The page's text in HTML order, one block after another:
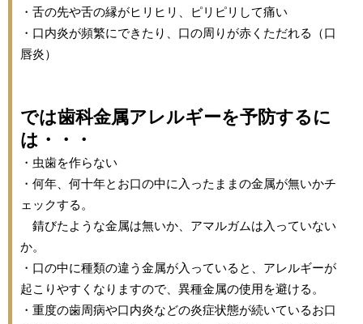
・舌の先や舌の縁がヒリヒリ、ピリピリして痛い
・口内炎が頻繁にできたり、口の周りが赤くただれる（口
唇炎）
では歯科金属アレルギーを予防するに
は・・・
・虫歯を作らない
・何年、何十年とお口の中に入ったままの金属が無いかチ
ェックする。
錆びたような金属は無いか、アマルガムは入っていない
か。
・口の中に種類の違う金属が入っていると、アレルギーが
起こりやすくなりますので
異種金属の使用を避ける。
・重度の歯周病や口内炎などの炎症状態が続いているお口